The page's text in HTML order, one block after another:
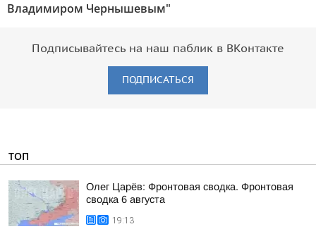
Владимиром Чернышевым"
Подписывайтесь на наш паблик в ВКонтакте
ПОДПИСАТЬСЯ
ТОП
Олег Царёв: Фронтовая сводка. Фронтовая
сводка 6 августа
19:13